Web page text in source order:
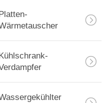
Platten-